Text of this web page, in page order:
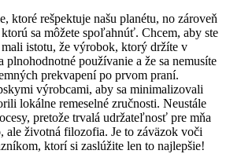
ktoré rešpektuje našu planétu, no zároveň
sa môžete spoľahnúť. Chcem, aby ste
istotu, že výrobok, ktorý držíte v
plnohodnotné používanie a že sa nemusíte
prekvapení po prvom praní.
výrobcami, aby sa minimalizovali
lokálne remeselné zručnosti. Neustále
pretože trvalá udržateľnosť pre mňa
ale životná filozofia. Je to záväzok voči
ktorí si zaslúžite len to najlepšie!